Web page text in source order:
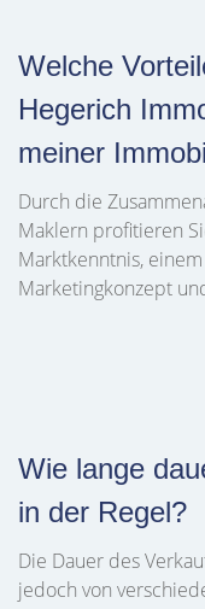
Welche
Hegerich
meiner
Durch die
Maklern profitieren
Marktkenntnis,
Marketingkonzept
Wie lange
in der Regel?
Die Dauer des
jedoch von